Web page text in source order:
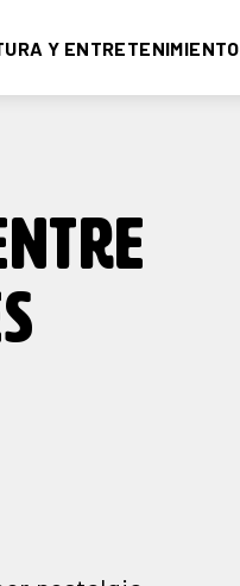
Y ENTRETENIMIENTO